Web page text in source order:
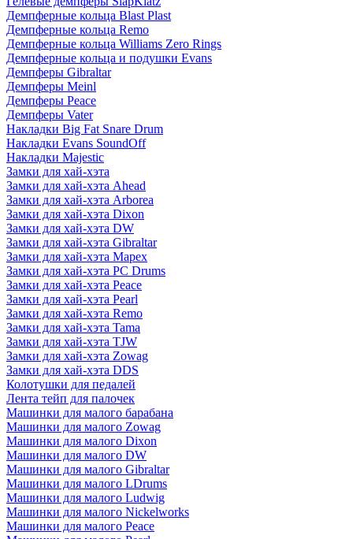
Демпферные кольца Blast Plast
Демпферные кольца Remo
Демпферные кольца Williams Zero Rings
Демпферные кольца и подушки Evans
Демпферы Gibraltar
Демпферы Meinl
Демпферы Peace
Демпферы Vater
Накладки Big Fat Snare Drum
Накладки Evans SoundOff
Накладки Majestic
Замки для хай-хэта
Замки для хай-хэта Ahead
Замки для хай-хэта Arborea
Замки для хай-хэта Dixon
Замки для хай-хэта DW
Замки для хай-хэта Gibraltar
Замки для хай-хэта Mapex
Замки для хай-хэта PC Drums
Замки для хай-хэта Peace
Замки для хай-хэта Pearl
Замки для хай-хэта Remo
Замки для хай-хэта Tama
Замки для хай-хэта TJW
Замки для хай-хэта Zowag
Замки для хай-хэта DDS
Колотушки для педалей
Лента тейп для палочек
Машинки для малого барабана
Машинки для малого Zowag
Машинки для малого Dixon
Машинки для малого DW
Машинки для малого Gibraltar
Машинки для малого LDrums
Машинки для малого Ludwig
Машинки для малого Nickelworks
Машинки для малого Peace